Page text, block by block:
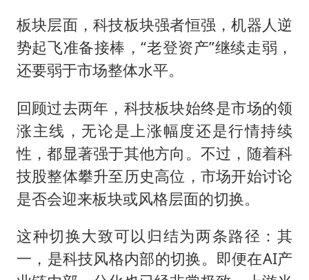
板块层面，科技板块强者恒强，机器人逆
势起飞准备接棒，“老登资产”继续走弱，
还要弱于市场整体水平。
回顾过去两年，科技板块始终是市场的领
涨主线，无论是上涨幅度还是行情持续
性，都显著强于其他方向。不过，随着科
技股整体攀升至历史高位，市场开始讨论
是否会迎来板块或风格层面的切换。
这种切换大致可以归结为两条路径：其
一，是科技风格内部的切换。即便在AI产